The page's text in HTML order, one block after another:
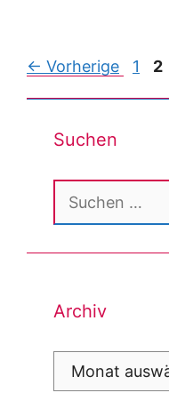
Post
← Vorherige 1 2
Suchen
Suchen
nach:
Archiv
Archiv